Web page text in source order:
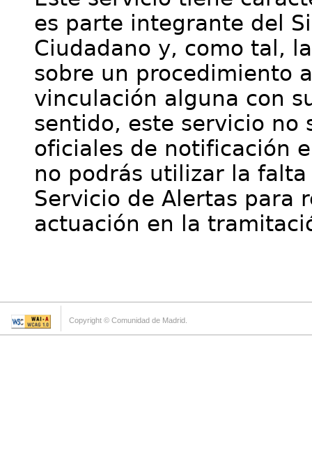
es parte integrante del
Ciudadano y, como tal,
sobre un procedimiento
vinculación alguna con
sentido, este servicio no
oficiales de notificación
no podrás utilizar la
Servicio de Alertas para
actuación en la
Copyright © Comunidad de Madrid.